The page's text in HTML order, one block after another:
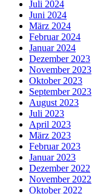
Juli 2024
Juni 2024
März 2024
Februar 2024
Januar 2024
Dezember 2023
November 2023
Oktober 2023
September 2023
August 2023
Juli 2023
April 2023
März 2023
Februar 2023
Januar 2023
Dezember 2022
November 2022
Oktober 2022